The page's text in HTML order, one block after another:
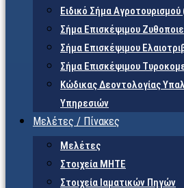
Ειδικό Σήμα
Σήμα Επισκέψιμου
Σήμα Επισκέψιμου
Σήμα Επισκέψιμου
Κώδικας Δεοντολογίας
Υπηρεσιών
Μελέτες / Πίνακες
Μελέτες
Στοιχεία ΜΗΤΕ
Στοιχεία Ιαματικών Πηγών